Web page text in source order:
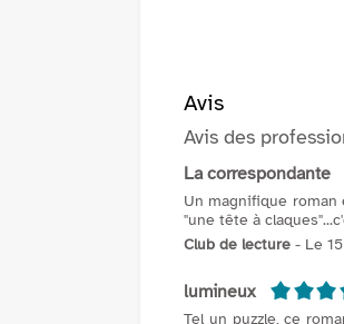
Avis
Avis des
La correspondante
Un magnifique
"une tête à
Club de lecture - Le
lumineux 5/5
Tel un puzzle, ce